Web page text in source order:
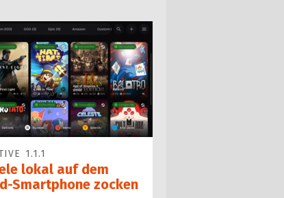
1.1.1
lokal auf dem
Smartphone zocken